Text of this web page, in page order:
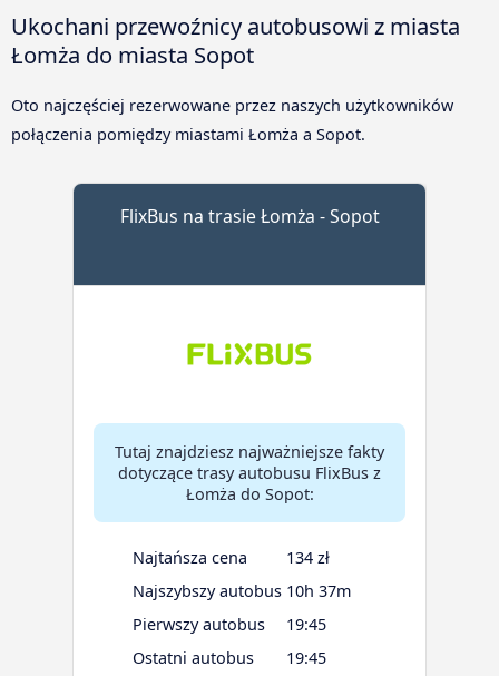
Ukochani przewoźnicy autobusowi z miasta
Łomża do miasta Sopot
Oto najczęściej rezerwowane przez naszych użytkowników
połączenia pomiędzy miastami Łomża a Sopot.
FlixBus na trasie Łomża - Sopot
Tutaj znajdziesz najważniejsze fakty
dotyczące trasy autobusu FlixBus z
Łomża do Sopot:
Najtańsza cena
134 zł
Najszybszy autobus 10h 37m
Pierwszy autobus
19:45
Ostatni autobus
19:45